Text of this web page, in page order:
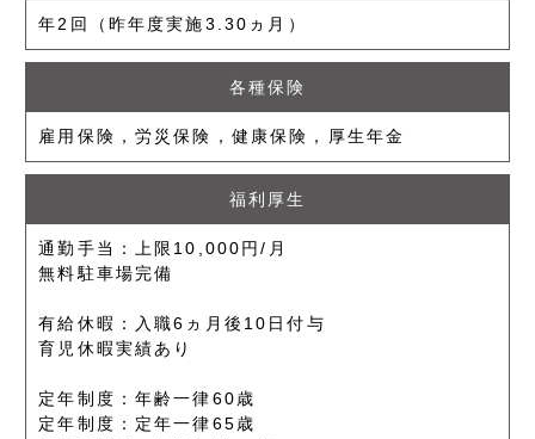
年2回（昨年度実施3.30ヵ月）
各種保険
雇用保険，労災保険，健康保険，厚生年金
福利厚生
通勤手当：上限10,000円/月
無料駐車場完備
有給休暇：入職6ヵ月後10日付与
育児休暇実績あり
定年制度：年齢一律60歳
定年制度：定年一律65歳